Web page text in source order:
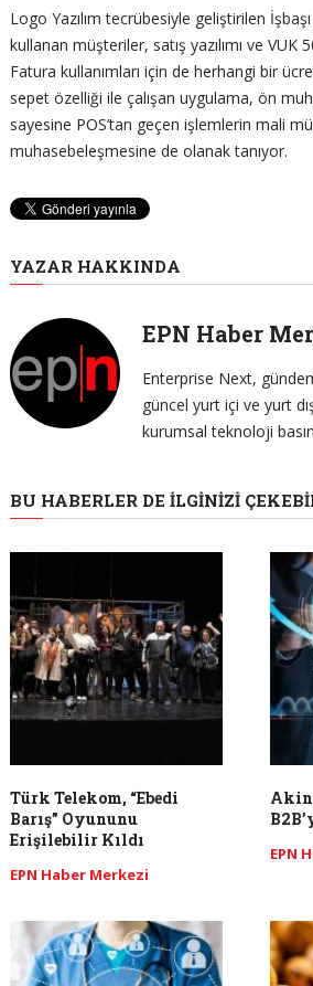
Logo Yazılım tecrübesiyle geliştirilen İşbaşı
kullanan müşteriler, satış yazılımı ve VUK
Fatura kullanımları için de herhangi bir
sepet özelliği ile çalışan uygulama, ön
sayesine POS’tan geçen işlemlerin mali
muhasebeleşmesine de olanak tanıyor.
YAZAR HAKKINDA
EPN Haber
Enterprise Next,
güncel yurt içi ve yurt
kurumsal teknoloji
BU HABERLER DE İLGINIZI
Türk Telekom, “Ebedi
Barış” Oyununu
Erişilebilir Kıldı
EPN Haber Merkezi
EPN